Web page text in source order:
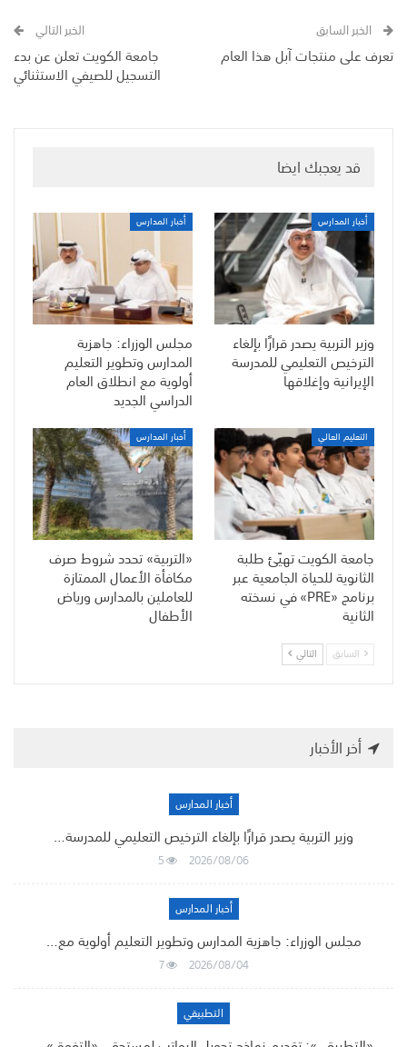
الخبر السابق
تعرف على منتجات آبل هذا العام
الخبر التالي
جامعة الكويت تعلن عن بدء
التسجيل للصيفي الاستثنائي
قد يعجبك ايضا
أخبار المدارس
وزير التربية يصدر قرارًا بإلغاء
الترخيص التعليمي للمدرسة
الإيرانية وإغلاقها
أخبار المدارس
مجلس الوزراء: جاهزية
المدارس وتطوير التعليم
أولوية مع انطلاق العام
الدراسي الجديد
التعليم العالي
جامعة الكويت تهيّئ طلبة
الثانوية للحياة الجامعية عبر
برنامج «PRE» في نسخته
الثانية
أخبار المدارس
«التربية» تحدد شروط صرف
مكافأة الأعمال الممتازة
للعاملين بالمدارس ورياض
الأطفال
السابق التالي
أخر الأخبار
أخبار المدارس
وزير التربية يصدر قرارًا بإلغاء الترخيص التعليمي للمدرسة…
2026/08/06
5
أخبار المدارس
مجلس الوزراء: جاهزية المدارس وتطوير التعليم أولوية مع…
2026/08/04
7
التطبيقي